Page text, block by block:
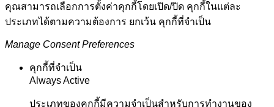
คุณสามารถเลือกการตั้งค่าคุกกี้โดยเปิด/ปิด คุกกี้ในแต่ละ
ประเภทได้ตามความต้องการ ยกเว้น คุกกี้ที่จำเป็น
Manage Consent Preferences
คุกกี้ที่จำเป็น
Always Active
ประเภทของคุกกี้มีความจำเป็นสำหรับการทำงานของ